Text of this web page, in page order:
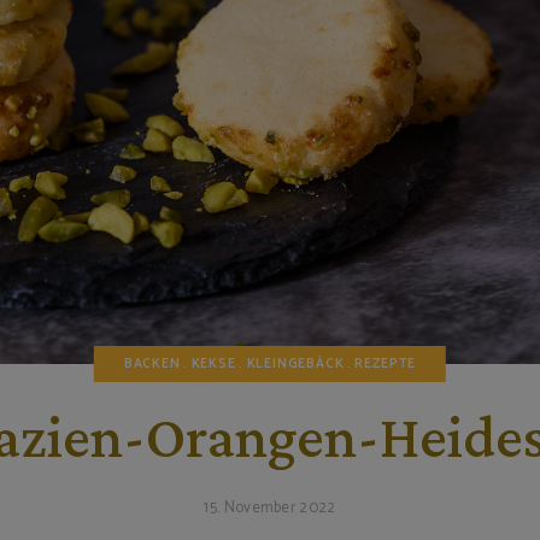
BACKEN KEKSE KLEINGEBÄCK REZEPTE
Orangen-
15. November 2022